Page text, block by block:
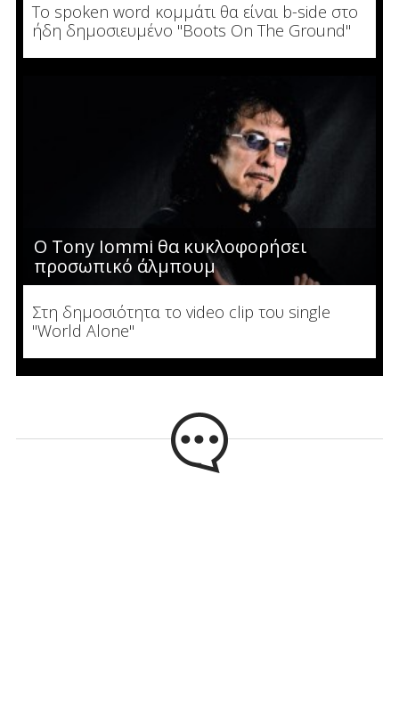
To spoken word κομμάτι θα είναι b-side στο
ήδη δημοσιευμένο "Boots On The Ground"
Ο Tony Iommi θα κυκλοφορήσει
προσωπικό άλμπουμ
Στη δημοσιότητα το video clip του single
"World Alone"